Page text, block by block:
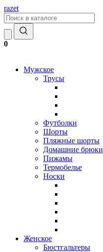
razet
0
Мужское
Трусы
Футболки
Шорты
Пляжные шорты
Домашние брюки
Пижамы
Термобелье
Носки
Женское
Бюстгальтеры